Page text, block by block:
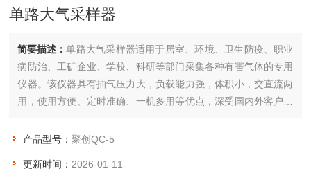
单路大气采样器
简要描述：单路大气采样器适用于居室、环境、卫生防疫、职业
病防治、工矿企业、学校、科研等部门采集各种有害气体的专用
仪器。该仪器具有抽气压力大，负载能力强，体积小，交直流两
用，使用方便、定时准确、一机多用等优点，深受国内外客户的
产品型号：聚创QC-5
更新时间： 2026-01-11